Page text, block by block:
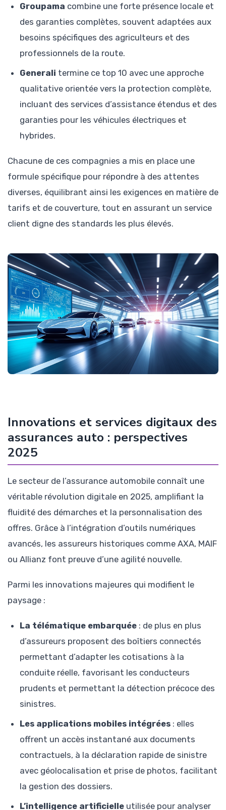
Groupama combine une forte présence locale et
des garanties complètes, souvent adaptées aux
besoins spécifiques des agriculteurs et des
professionnels de la route.
Generali termine ce top 10 avec une approche
qualitative orientée vers la protection complète,
incluant des services d’assistance étendus et des
garanties pour les véhicules électriques et
hybrides.
Chacune de ces compagnies a mis en place une
formule spécifique pour répondre à des attentes
diverses, équilibrant ainsi les exigences en matière de
tarifs et de couverture, tout en assurant un service
client digne des standards les plus élevés.
Innovations et services digitaux des
assurances auto : perspectives
2025
Le secteur de l’assurance automobile connaît une
véritable révolution digitale en 2025, amplifiant la
fluidité des démarches et la personnalisation des
offres. Grâce à l’intégration d’outils numériques
avancés, les assureurs historiques comme AXA, MAIF
ou Allianz font preuve d’une agilité nouvelle.
Parmi les innovations majeures qui modifient le
paysage :
La télématique embarquée : de plus en plus
d’assureurs proposent des boîtiers connectés
permettant d’adapter les cotisations à la
conduite réelle, favorisant les conducteurs
prudents et permettant la détection précoce des
sinistres.
Les applications mobiles intégrées : elles
offrent un accès instantané aux documents
contractuels, à la déclaration rapide de sinistre
avec géolocalisation et prise de photos, facilitant
la gestion des dossiers.
L’intelligence artificielle utilisée pour analyser